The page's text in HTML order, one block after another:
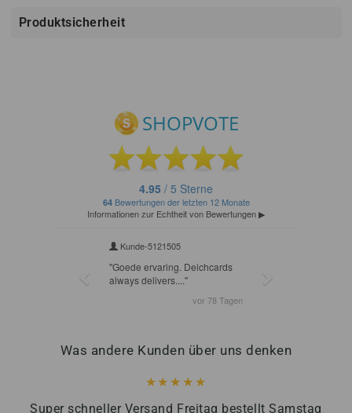
Produktsicherheit
Was andere Kunden über uns denken
Super schneller Versand Freitag bestellt Samstag